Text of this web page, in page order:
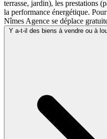
terrasse, jardin), les prestations
la performance énergétique.
Nîmes Agence se déplace
Y a-t-il des biens à vendre ou à